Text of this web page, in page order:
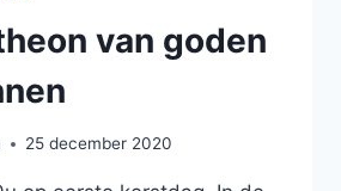
van goden
25 december 2020